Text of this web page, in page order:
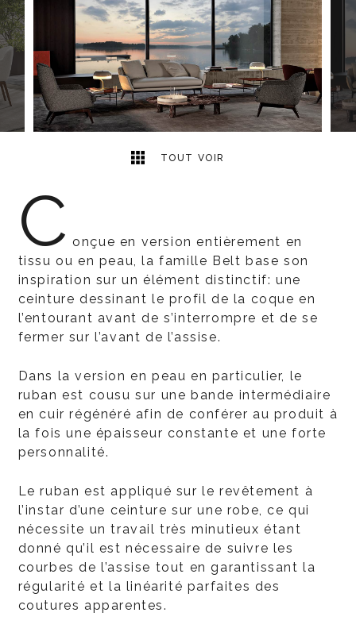
TOUT VOIR
27
C onçue en version entièrement en
tissu ou en peau, la famille Belt base son
inspiration sur un élément distinctif: une
ceinture dessinant le profil de la coque en
l’entourant avant de s’interrompre et de se
fermer sur l’avant de l’assise.
Dans la version en peau en particulier, le
ruban est cousu sur une bande intermédiaire
en cuir régénéré afin de conférer au produit à
la fois une épaisseur constante et une forte
personnalité.
Le ruban est appliqué sur le revêtement à
l’instar d’une ceinture sur une robe, ce qui
nécessite un travail très minutieux étant
donné qu’il est nécessaire de suivre les
courbes de l’assise tout en garantissant la
régularité et la linéarité parfaites des
coutures apparentes.